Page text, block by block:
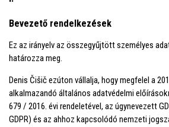
Bevezető rendelkezések
Ez az irányelv az összegyűjtött személyes
határozza meg.
Denis Čišič ezúton vállalja, hogy megfelel a
alkalmazandó általános adatvédelmi
679 / 2016. évi rendeletével, az úgynevezett
GDPR) és az ahhoz kapcsolódó nemzeti